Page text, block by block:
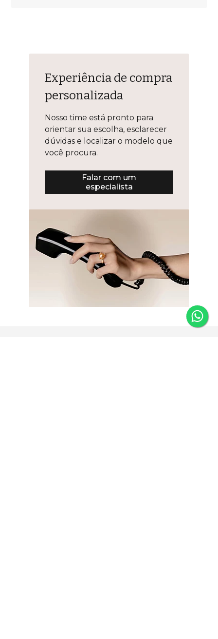
Experiência de compra
personalizada
Nosso time está pronto para
orientar sua escolha, esclarecer
dúvidas e localizar o modelo que
você procura.
Falar com um
especialista